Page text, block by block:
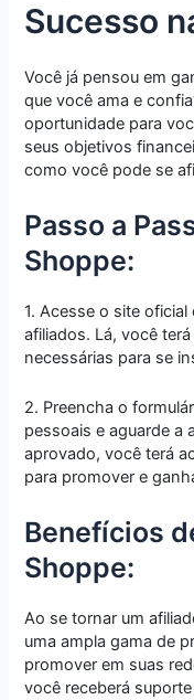
Sucesso
Você já pensou em
que você ama e
oportunidade para
seus objetivos
como você pode se
Passo a
Shoppe:
1. Acesse o site
afiliados. Lá, você
necessárias para se
2. Preencha o
pessoais e aguarde a
aprovado, você terá
para promover e
Benefícios
Shoppe:
Ao se tornar um
uma ampla gama de
promover em suas
você receberá